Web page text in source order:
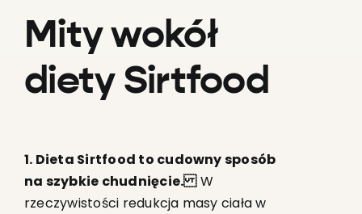
Mity wokół
diety Sirtfood
1. Dieta Sirtfood to cudowny sposób
na szybkie chudnięcie.W
rzeczywistości redukcja masy ciała w